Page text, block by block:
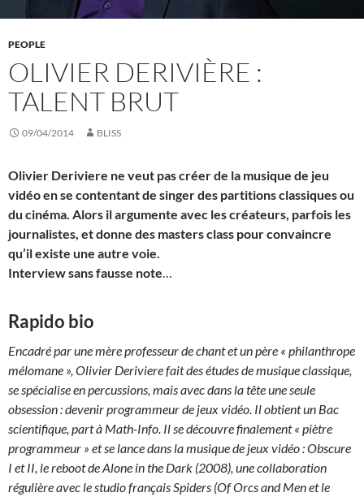
PEOPLE
OLIVIER DERIVIÈRE :
TALENT BRUT
09/04/2014 BLISS
Olivier Deriviere ne veut pas créer de la musique de jeu
vidéo en se contentant de singer des partitions classiques ou
du cinéma. Alors il argumente avec les créateurs, parfois les
journalistes, et donne des masters class pour convaincre
qu’il existe une autre voie.
Interview sans fausse note
Rapido bio
Encadré par une mère professeur de chant et un père « philanthrope
mélomane », Olivier Deriviere fait des études de musique classique,
se spécialise en percussions, mais avec dans la tête une seule
obsession : devenir programmeur de jeux vidéo. Il obtient un Bac
scientifique, part à Math-Info. Il se découvre finalement « piètre
programmeur » et se lance dans la musique de jeux vidéo : Obscure
I et II, le reboot de Alone in the Dark (2008), une collaboration
régulière avec le studio français Spiders (Of Orcs and Men et le